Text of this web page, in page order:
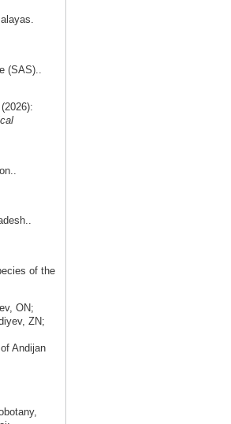
(SAS)..
of the
ON;
ZN;
Andijan